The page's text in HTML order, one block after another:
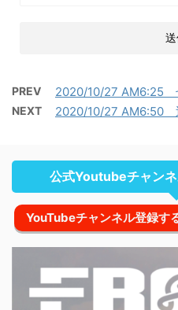
PREV 2020/10/27 AM6:25
NEXT 2020/10/27 AM6:50
公式Youtubeチャンネ
YouTubeチャンネル登録す